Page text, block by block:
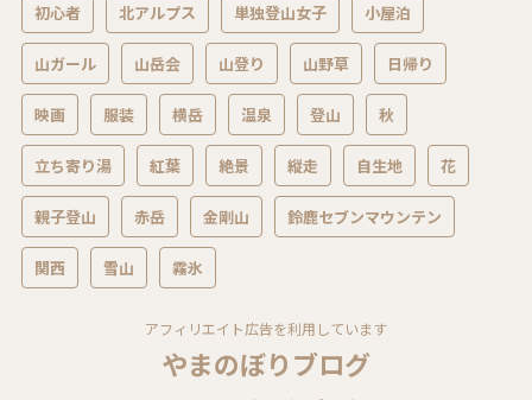
初心者 北アルプス 単独登山女子 小屋泊
山ガール 山岳会 山登り 山野草 日帰り
映画 服装 横岳 温泉 登山 秋
立ち寄り湯 紅葉 絶景 縦走 自生地 花
親子登山 赤岳 金剛山 鈴鹿セブンマウンテン
関西 雪山 霧氷
アフィリエイト広告を利用しています
やまのぼりブログ